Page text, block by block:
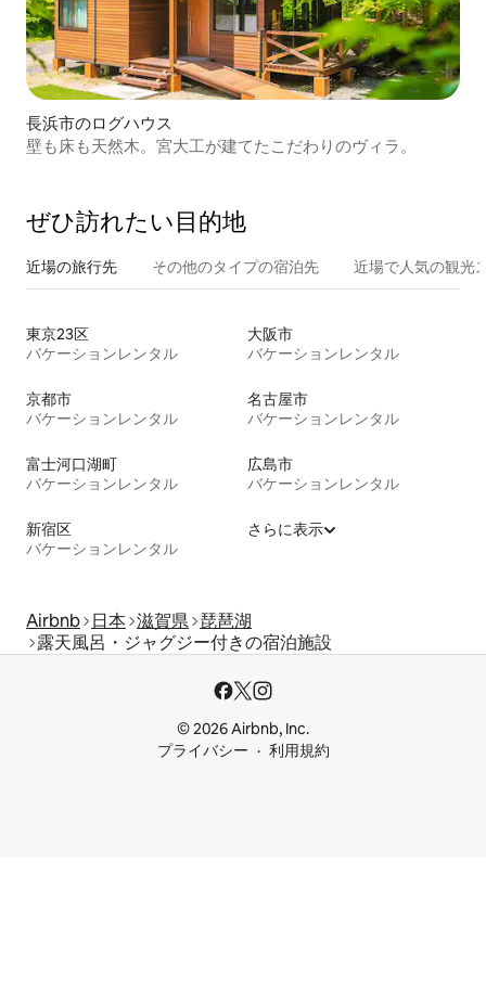
長浜市のログハウス
壁も床も天然木。宮大工が建てたこだわりのヴィラ。
ぜひ訪⁠れ⁠た⁠い目⁠的⁠地
近場の旅行先 その他のタ⁠イ⁠プ⁠の宿⁠泊⁠先 近場で人気の観光
東京23区
バケーションレンタル
大阪市
バケーションレンタル
京都市
バケーションレンタル
名古屋市
バケーションレンタル
富士河口湖町
バケーションレンタル
広島市
バケーションレンタル
新宿区
バケーションレンタル
さらに表示
Airbnb 日本 滋賀県 琵琶湖
露天風呂・ジャグジー付きの宿泊施設
© 2026 Airbnb, Inc.
プライバシー
利用規約